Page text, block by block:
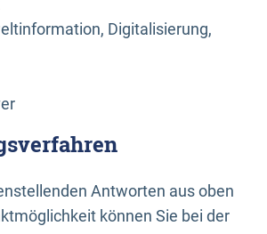
Digitalisierung,
Antworten aus oben
können Sie bei der